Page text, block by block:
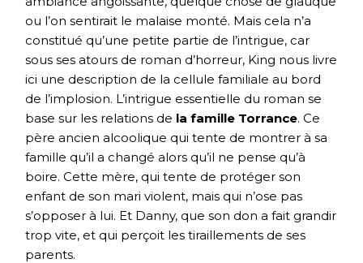
ou l’on sentirait le malaise monté. Mais cela n’a
constitué qu’une petite partie de l’intrigue, car
sous ses atours de roman d’horreur, King nous livre
ici une description de la cellule familiale au bord
de l’implosion. L’intrigue essentielle du roman se
base sur les relations de la famille Torrance. Ce
père ancien alcoolique qui tente de montrer à sa
famille qu’il a changé alors qu’il ne pense qu’à
boire. Cette mère, qui tente de protéger son
enfant de son mari violent, mais qui n’ose pas
s’opposer à lui. Et Danny, que son don a fait grandir
trop vite, et qui perçoit les tiraillements de ses
parents.